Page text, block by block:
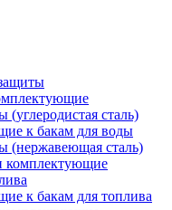
(углеродистая сталь)
к бакам для воды
(нержавеющая сталь)
комплектующие
к бакам для топлива